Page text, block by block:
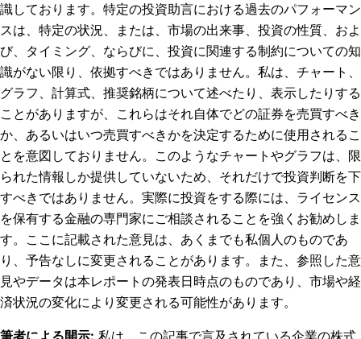
識しております。特定の投資助言における過去のパフォーマン
スは、特定の状況、または、市場の出来事、投資の性質、およ
び、タイミング、ならびに、投資に関連する制約についての知
識がない限り、依拠すべきではありません。私は、チャート、
グラフ、計算式、推奨銘柄について述べたり、表示したりする
ことがありますが、これらはそれ自体でどの証券を売買すべき
か、あるいはいつ売買すべきかを決定するために使用されるこ
とを意図しておりません。このようなチャートやグラフは、限
られた情報しか提供していないため、それだけで投資判断を下
すべきではありません。実際に投資をする際には、ライセンス
を保有する金融の専門家にご相談されることを強くお勧めしま
す。ここに記載された意見は、あくまでも私個人のものであ
り、予告なしに変更されることがあります。また、参照した意
見やデータは本レポートの発表日時点のものであり、市場や経
済状況の変化により変更される可能性があります。